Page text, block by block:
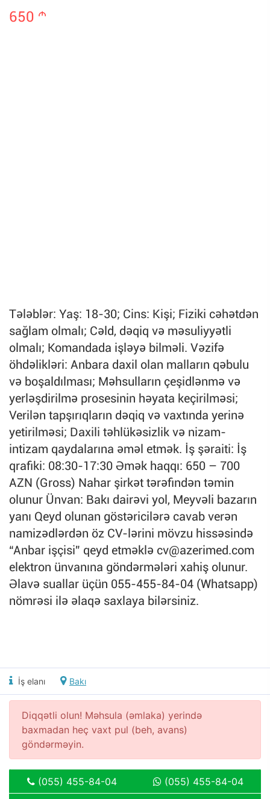
650 m
Tələblər: Yaş: 18-30; Cins: Kişi; Fiziki cəhətdən
sağlam olmalı; Cəld, dəqiq və məsuliyyətli
olmalı; Komandada işləyə bilməli. Vəzifə
öhdəlikləri: Anbara daxil olan malların qəbulu
və boşaldılması; Məhsulların çeşidlənmə və
yerləşdirilmə prosesinin həyata keçirilməsi;
Verilən tapşırıqların dəqiq və vaxtında yerinə
yetirilməsi; Daxili təhlükəsizlik və nizam-
intizam qaydalarına əməl etmək. İş şəraiti: İş
qrafiki: 08:30-17:30 Əmək haqqı: 650 – 700
AZN (Gross) Nahar şirkət tərəfindən təmin
olunur Ünvan: Bakı dairəvi yol, Meyvəli bazarın
yanı Qeyd olunan göstəricilərə cavab verən
namizədlərdən öz CV-lərini mövzu hissəsində
“Anbar işçisi” qeyd etməklə cv@azerimed.com
elektron ünvanına göndərmələri xahiş olunur.
Əlavə suallar üçün 055-455-84-04 (Whatsapp)
nömrəsi ilə əlaqə saxlaya bilərsiniz.
İş elanı Bakı
Diqqətli olun! Məhsula (əmlaka) yerində
baxmadan heç vaxt pul (beh, avans)
göndərməyin.
(055) 455-84-04
(055) 455-84-04